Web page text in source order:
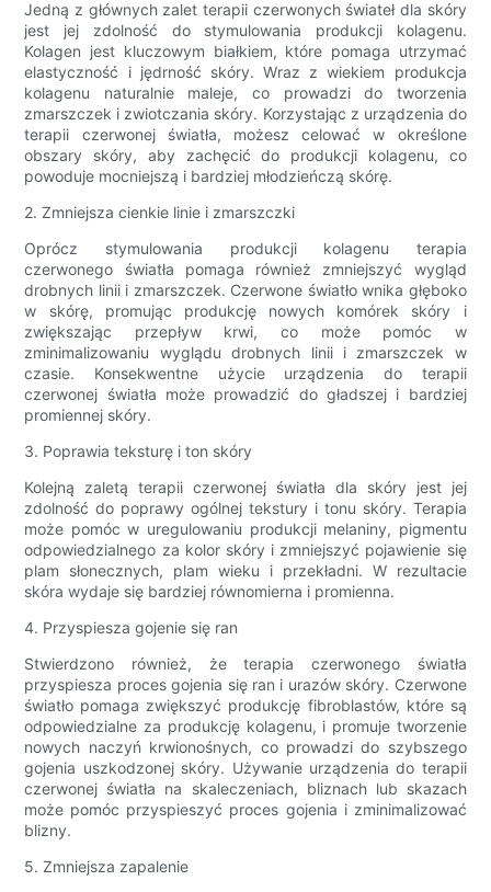
Jedną z głównych zalet terapii czerwonych świateł dla skóry
jest jej zdolność do stymulowania produkcji kolagenu.
Kolagen jest kluczowym białkiem, które pomaga utrzymać
elastyczność i jędrność skóry. Wraz z wiekiem produkcja
kolagenu naturalnie maleje, co prowadzi do tworzenia
zmarszczek i zwiotczania skóry. Korzystając z urządzenia do
terapii czerwonej światła, możesz celować w określone
obszary skóry, aby zachęcić do produkcji kolagenu, co
powoduje mocniejszą i bardziej młodzieńczą skórę.
2. Zmniejsza cienkie linie i zmarszczki
Oprócz stymulowania produkcji kolagenu terapia
czerwonego światła pomaga również zmniejszyć wygląd
drobnych linii i zmarszczek. Czerwone światło wnika głęboko
w skórę, promując produkcję nowych komórek skóry i
zwiększając przepływ krwi, co może pomóc w
zminimalizowaniu wyglądu drobnych linii i zmarszczek w
czasie. Konsekwentne użycie urządzenia do terapii
czerwonej światła może prowadzić do gładszej i bardziej
promiennej skóry.
3. Poprawia teksturę i ton skóry
Kolejną zaletą terapii czerwonej światła dla skóry jest jej
zdolność do poprawy ogólnej tekstury i tonu skóry. Terapia
może pomóc w uregulowaniu produkcji melaniny, pigmentu
odpowiedzialnego za kolor skóry i zmniejszyć pojawienie się
plam słonecznych, plam wieku i przekładni. W rezultacie
skóra wydaje się bardziej równomierna i promienna.
4. Przyspiesza gojenie się ran
Stwierdzono również, że terapia czerwonego światła
przyspiesza proces gojenia się ran i urazów skóry. Czerwone
światło pomaga zwiększyć produkcję fibroblastów, które są
odpowiedzialne za produkcję kolagenu, i promuje tworzenie
nowych naczyń krwionośnych, co prowadzi do szybszego
gojenia uszkodzonej skóry. Używanie urządzenia do terapii
czerwonej światła na skaleczeniach, bliznach lub skazach
może pomóc przyspieszyć proces gojenia i zminimalizować
blizny.
5. Zmniejsza zapalenie